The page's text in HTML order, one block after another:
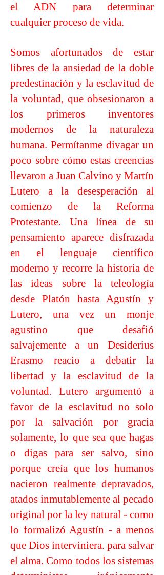
el ADN para determinar
cualquier proceso de vida.
Somos afortunados de estar
libres de la ansiedad de la doble
predestinación y la esclavitud de
la voluntad, que obsesionaron a
los primeros inventores
modernos de la naturaleza
humana. Permítanme divagar un
poco sobre cómo estas creencias
llevaron a Juan Calvino y Martín
Lutero a la desesperación al
comienzo de la Reforma
Protestante. Una línea de su
pensamiento aparece disfrazada
en el lenguaje científico
moderno y recorre la historia de
las ideas sobre la teleología
desde Platón hasta Agustín y
Lutero, una vez un monje
agustino que desafió
salvajemente a un Desiderius
Erasmo reacio a debatir la
libertad y la esclavitud de la
voluntad. Lutero argumentó a
favor de la esclavitud no solo
por la salvación por gracia
solamente, lo que sea que hagas
o digas para ser salvo, sino
porque creía que los humanos
nacieron realmente depravados,
atados inmutablemente al pecado
original por la ley natural - como
lo formalizó Agustín - a menos
que Dios interviniera. para salvar
el alma. Como todos los sistemas